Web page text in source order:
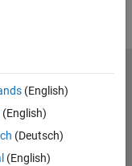
(English)
(English)
(Deutsch)
(English)
Contacts locaux